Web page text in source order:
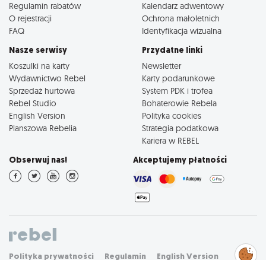
Regulamin rabatów
O rejestracji
FAQ
Kalendarz adwentowy
Ochrona małoletnich
Identyfikacja wizualna
Nasze serwisy
Koszulki na karty
Wydawnictwo Rebel
Sprzedaż hurtowa
Rebel Studio
English Version
Planszowa Rebelia
Przydatne linki
Newsletter
Karty podarunkowe
System PDK i trofea
Bohaterowie Rebela
Polityka cookies
Strategia podatkowa
Kariera w REBEL
Obserwuj nas! Akceptujemy płatności
Polityka prywatności Regulamin English Version
Zarządzaj
preferencjami
cookies